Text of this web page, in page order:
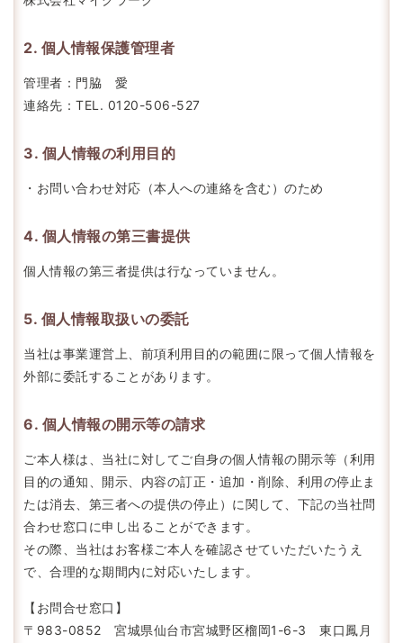
2. 個人情報保護管理者
管理者：門脇 愛
連絡先：TEL. 0120-506-527
3. 個人情報の利用目的
・お問い合わせ対応（本人への連絡を含む）のため
4. 個人情報の第三書提供
個人情報の第三者提供は行なっていません。
5. 個人情報取扱いの委託
当社は事業運営上、前項利用目的の範囲に限って個人情報を
外部に委託することがあります。
6. 個人情報の開示等の請求
ご本人様は、当社に対してご自身の個人情報の開示等（利用
目的の通知、開示、内容の訂正・追加・削除、利用の停止ま
たは消去、第三者への提供の停止）に関して、下記の当社問
合わせ窓口に申し出ることができます。
その際、当社はお客様ご本人を確認させていただいたうえ
で、合理的な期間内に対応いたします。
【お問合せ窓口】
〒983-0852 宮城県仙台市宮城野区榴岡1-6-3 東口鳳月